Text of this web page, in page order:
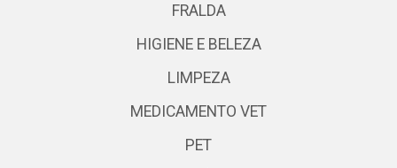
FRALDA
HIGIENE E BELEZA
LIMPEZA
MEDICAMENTO VET
PET